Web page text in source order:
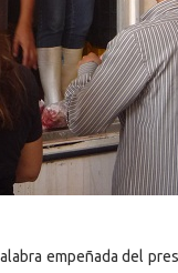
empeñada del